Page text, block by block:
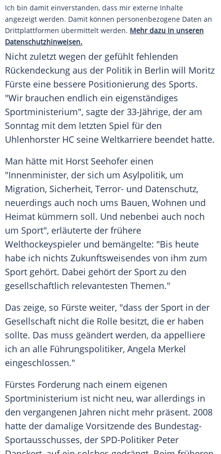
Ich bin damit einverstanden, dass mir externe Inhalte
angezeigt werden. Damit können personenbezogene Daten an
Drittplattformen übermittelt werden. Mehr dazu in unseren
Datenschutzhinweisen.
Nicht zuletzt wegen der gefühlt fehlenden
Rückendeckung aus der Politik in Berlin will Moritz
Fürste eine bessere Positionierung des Sports.
"Wir brauchen endlich ein eigenständiges
Sportministerium", sagte der 33-Jährige, der am
Sonntag mit dem letzten Spiel für den
Uhlenhorster HC seine Weltkarriere beendet hatte.
Man hätte mit Horst Seehofer einen
"Innenminister, der sich um Asylpolitik, um
Migration, Sicherheit, Terror- und Datenschutz,
neuerdings auch noch ums Bauen, Wohnen und
Heimat kümmern soll. Und nebenbei auch noch
um Sport", erläuterte der frühere
Welthockeyspieler und bemängelte: "Bis heute
habe ich nichts Zukunftsweisendes von ihm zum
Sport gehört. Dabei gehört der Sport zu den
gesellschaftlich relevantesten Themen."
Das zeige, so Fürste weiter, "dass der Sport in der
Gesellschaft nicht die Rolle besitzt, die er haben
sollte. Das muss geändert werden, da appelliere
ich an alle Führungspolitiker, Angela Merkel
eingeschlossen."
Fürstes Forderung nach einem eigenen
Sportministerium ist nicht neu, war allerdings in
den vergangenen Jahren nicht mehr präsent. 2008
hatte der damalige Vorsitzende des Bundestag-
Sportausschusses, der SPD-Politiker Peter